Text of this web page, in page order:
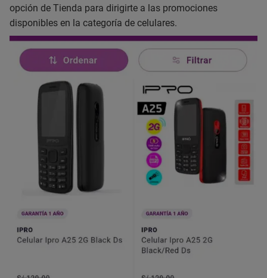
opción de Tienda para dirigirte a las promociones
disponibles en la categoría de celulares.